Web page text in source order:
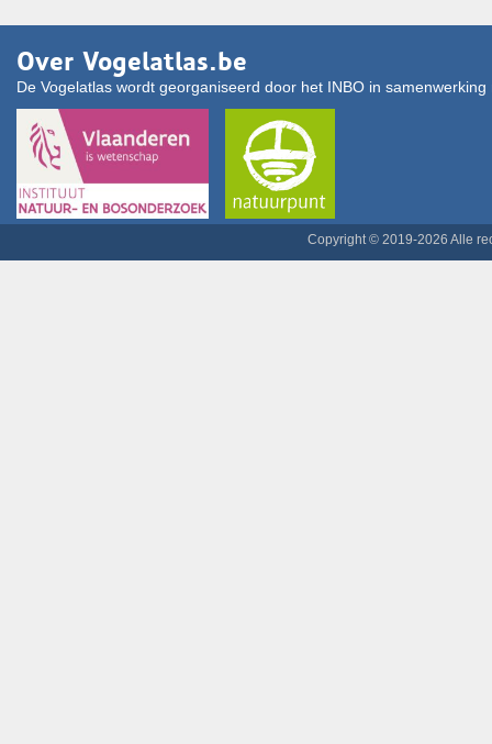
Over Vogelatlas.be
De Vogelatlas wordt georganiseerd door het INBO in
Copyright © 2019-2026 Alle